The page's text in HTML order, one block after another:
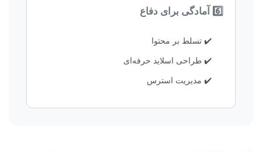
6️⃣ آمادگی برای دفاع
✔️ تسلط بر محتوا
✔️ طراحی اسلاید حرفه‌ای
✔️ مدیریت استرس